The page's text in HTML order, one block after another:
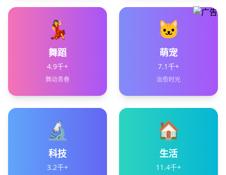
💃
舞蹈
4.9千+
舞动青春
🐱
萌宠
7.1千+
治愈时光
🔬
科技
3.2千+
🏠
生活
11.4千+